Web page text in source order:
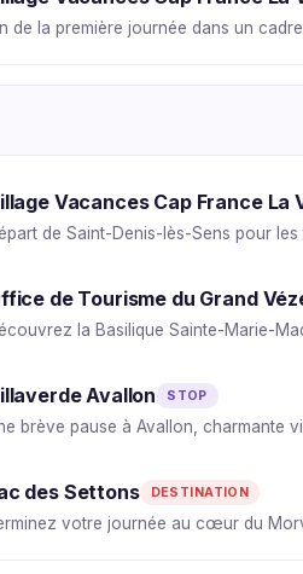
de la première journée dans un
Vacances Cap France La
de Saint-Denis-lès-Sens pour
de Tourisme du Grand
la Basilique Sainte-Marie-
Avallon STOP
brève pause à Avallon, charmante
des Settons DESTINATION
votre journée au cœur du